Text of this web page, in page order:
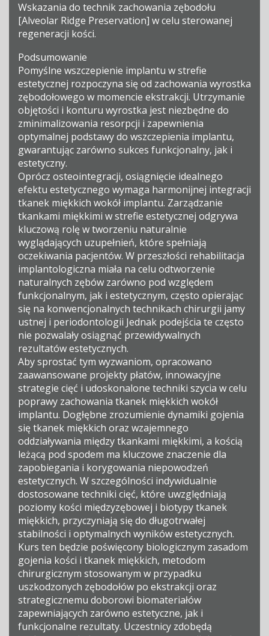
Wskazania do technik zachowania zębodołu
[Alveolar Ridge Preservation] w celu sterowanej
regeneracji kości.
Podsumowanie
Pomyślne wszczepienie implantu w strefie
estetycznej rozpoczyna się od zachowania wyrostka
zębodołowego w momencie ekstrakcji. Utrzymanie
objętości i konturu wyrostka jest niezbędne do
zminimalizowania resorpcji i zapewnienia
optymalnej podstawy do wszczepienia implantu,
gwarantując zarówno sukces funkcjonalny, jak i
estetyczny.
Oprócz osteointegracji, osiągnięcie idealnego
efektu estetycznego wymaga harmonijnej integracji
tkanek miękkich wokół implantu. Zarządzanie
tkankami miękkimi w strefie estetycznej odgrywa
kluczową rolę w tworzeniu naturalnie
wyglądających uzupełnień, które spełniają
oczekiwania pacjentów. W przeszłości rehabilitacja
implantologiczna miała na celu odtworzenie
naturalnych zębów zarówno pod względem
funkcjonalnym, jak i estetycznym, często opierając
się na konwencjonalnych technikach chirurgii jamy
ustnej i periodontologii Jednak podejścia te często
nie pozwalały osiągnąć przewidywalnych
rezultatów estetycznych.
Aby sprostać tym wyzwaniom, opracowano
zaawansowane projekty płatów, innowacyjne
strategie cięć i udoskonalone techniki szycia w celu
poprawy zachowania tkanek miękkich wokół
implantu. Dogłębne zrozumienie dynamiki gojenia
się tkanek miękkich oraz wzajemnego
oddziaływania między tkankami miękkimi, a kością
leżącą pod spodem ma kluczowe znaczenie dla
zapobiegania i korygowania niepowodzeń
estetycznych. W szczególności indywidualnie
dostosowane techniki cięć, które uwzględniają
poziomy kości międzyzębowej i biotypy tkanek
miękkich, przyczyniają się do długotrwałej
stabilności i optymalnych wyników estetycznych.
Kurs ten będzie poświęcony biologicznym zasadom
gojenia kości i tkanek miękkich, metodom
chirurgicznym stosowanym w przypadku
uszkodzonych zębodołów po ekstrakcji oraz
strategicznemu doborowi biomateriałów
zapewniających zarówno estetyczne, jak i
funkcjonalne rezultaty. Uczestnicy zdobędą